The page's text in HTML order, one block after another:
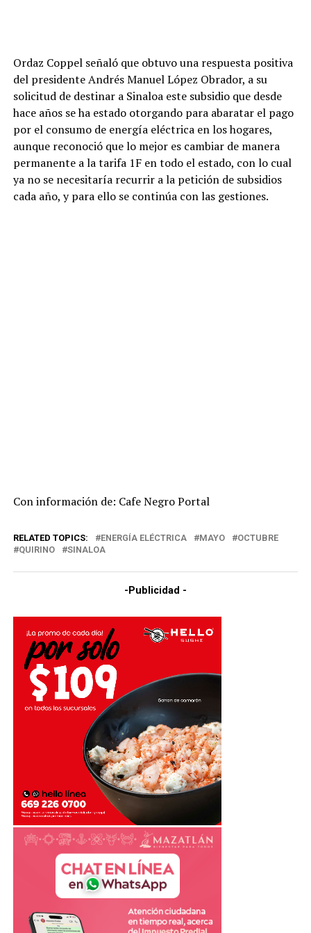
Ordaz Coppel señaló que obtuvo una respuesta positiva
del presidente Andrés Manuel López Obrador, a su
solicitud de destinar a Sinaloa este subsidio que desde
hace años se ha estado otorgando para abaratar el pago
por el consumo de energía eléctrica en los hogares,
aunque reconoció que lo mejor es cambiar de manera
permanente a la tarifa 1F en todo el estado, con lo cual
ya no se necesitaría recurrir a la petición de subsidios
cada año, y para ello se continúa con las gestiones.
Con información de: Cafe Negro Portal
RELATED TOPICS: ENERGÍA ELÉCTRICA MAYO
OCTUBRE
QUIRINO
SINALOA
-Publicidad -